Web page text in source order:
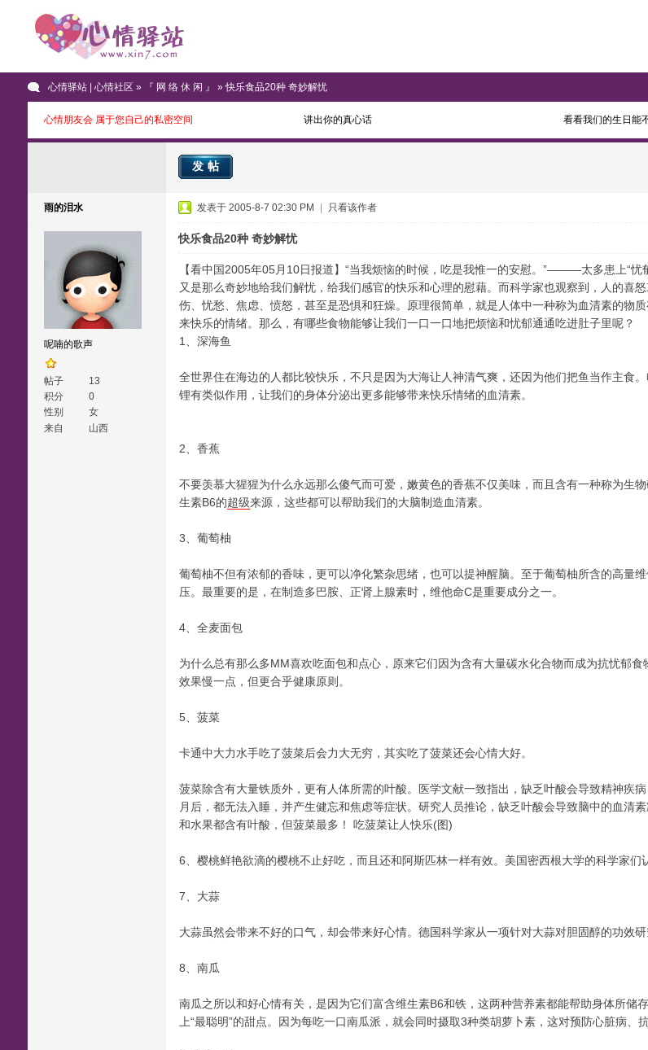
心情驿站 | 心情社区 » 『 网 络 休 闲 』 » 快乐食品20种 奇妙解忧
心情朋友会 属于您自己的私密空间 讲出你的真心话 看看我们的生日能
发帖
雨的泪水
呢喃的歌声
帖子
13
积分
0
性别
女
来自
山西
发表于 2005-8-7 02:30 PM 只看该作者
快乐食品20种 奇妙解忧
【看中国2005年05月10日报道】“当我烦恼的时候，吃是我惟一的安慰。”———太多患上“
又是那么奇妙地给我们解忧，给我们感官的快乐和心理的慰藉。而科学家也观察到，人的喜
伤、忧愁、焦虑、愤怒，甚至是恐惧和狂燥。原理很简单，就是人体中一种称为血清素的物
来快乐的情绪。那么，有哪些食物能够让我们一口一口地把烦恼和忧郁通通吃进肚子里呢？
1、深海鱼
全世界住在海边的人都比较快乐，不只是因为大海让人神清气爽，还因为他们把鱼当作主食
锂有类似作用，让我们的身体分泌出更多能够带来快乐情绪的血清素。
2、香蕉
不要羡慕大猩猩为什么永远那么傻气而可爱，嫩黄色的香蕉不仅美味，而且含有一种称为生
生素B6的超级来源，这些都可以帮助我们的大脑制造血清素。
3、葡萄柚
葡萄柚不但有浓郁的香味，更可以净化繁杂思绪，也可以提神醒脑。至于葡萄柚所含的高量
压。最重要的是，在制造多巴胺、正肾上腺素时，维他命C是重要成分之一。
4、全麦面包
为什么总有那么多MM喜欢吃面包和点心，原来它们因为含有大量碳水化合物而成为抗忧郁
效果慢一点，但更合乎健康原则。
5、菠菜
卡通中大力水手吃了菠菜后会力大无穷，其实吃了菠菜还会心情大好。
菠菜除含有大量铁质外，更有人体所需的叶酸。医学文献一致指出，缺乏叶酸会导致精神疾
月后，都无法入睡，并产生健忘和焦虑等症状。研究人员推论，缺乏叶酸会导致脑中的血
和水果都含有叶酸，但菠菜最多！ 吃菠菜让人快乐(图) 
6、樱桃鲜艳欲滴的樱桃不止好吃，而且还和阿斯匹林一样有效。美国密西根大学的科学家们
7、大蒜
大蒜虽然会带来不好的口气，却会带来好心情。德国科学家从一项针对大蒜对胆固醇的功效
8、南瓜
南瓜之所以和好心情有关，是因为它们富含维生素B6和铁，这两种营养素都能帮助身体所
上“最聪明”的甜点。因为每吃一口南瓜派，就会同时摄取3种类胡萝卜素，这对预防心脏病、